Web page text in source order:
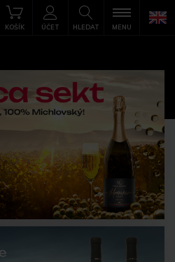
HLEDAT
KOŠÍK ÚČET MENU